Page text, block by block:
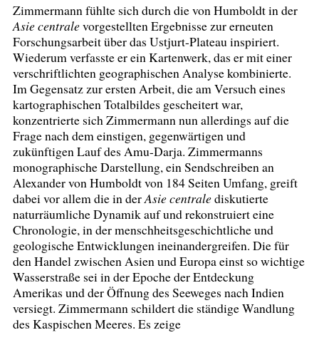
Zimmermann fühlte sich durch die von Humboldt in der
Asie centralevorgestellten Ergebnisse zur erneuten
Forschungsarbeit über das Ustjurt-Plateau inspiriert.
Wiederum verfasste er ein Kartenwerk, das er mit einer
verschriftlichten geographischen Analyse kombinierte.
Im Gegensatz zur ersten Arbeit, die am Versuch eines
kartographischen Totalbildes gescheitert war,
konzentrierte sich Zimmermann nun allerdings auf die
Frage nach dem einstigen, gegenwärtigen und
zukünftigen Lauf des Amu-Darja. Zimmermanns
monographische Darstellung, ein Sendschreiben an
Alexander von Humboldt von 184 Seiten Umfang, greift
dabei vor allem die in derAsie centralediskutierte
naturräumliche Dynamik auf und rekonstruiert eine
Chronologie, in der menschheitsgeschichtliche und
geologische Entwicklungen ineinandergreifen. Die für
den Handel zwischen Asien und Europa einst so wichtige
Wasserstraße sei in der Epoche der Entdeckung
Amerikas und der Öffnung des Seeweges nach Indien
versiegt. Zimmermann schildert die ständige Wandlung
des Kaspischen Meeres. Es zeige